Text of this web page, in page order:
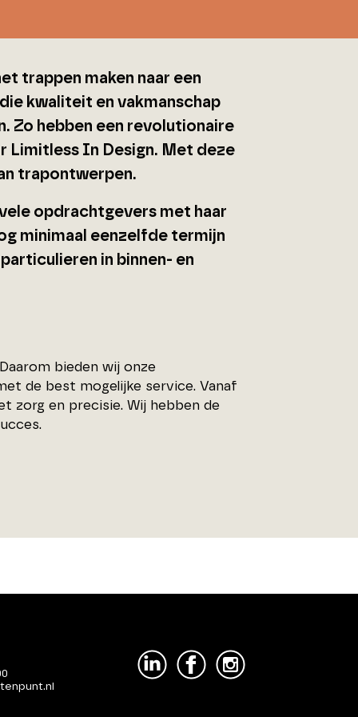
trappen maken naar een
kwaliteit en vakmanschap
Zo hebben een revolutionaire
Limitless In Design. Met deze
trapontwerpen.
opdrachtgevers met haar
minimaal eenzelfde termijn
in binnen- en
bieden wij onze
de best mogelijke service. Vanaf
zorg en precisie. Wij hebben de